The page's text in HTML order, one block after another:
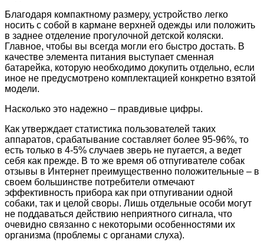
Благодаря компактному размеру, устройство легко
носить с собой в кармане верхней одежды или положить
в заднее отделение прогулочной детской коляски.
Главное, чтобы вы всегда могли его быстро достать. В
качестве элемента питания выступает сменная
батарейка, которую необходимо докупить отдельно, если
иное не предусмотрено комплектацией конкретно взятой
модели.
Насколько это надежно – правдивые цифры.
Как утверждает статистика пользователей таких
аппаратов, срабатывание составляет более 95-96%, то
есть только в 4-5% случаев зверь не пугается, а ведет
себя как прежде. В то же время об отпугивателе собак
отзывы в Интернет преимущественно положительные – в
своем большинстве потребители отмечают
эффективность прибора как при отпугивании одной
собаки, так и целой своры. Лишь отдельные особи могут
не поддаваться действию неприятного сигнала, что
очевидно связанно с некоторыми особенностями их
организма (проблемы с органами слуха).